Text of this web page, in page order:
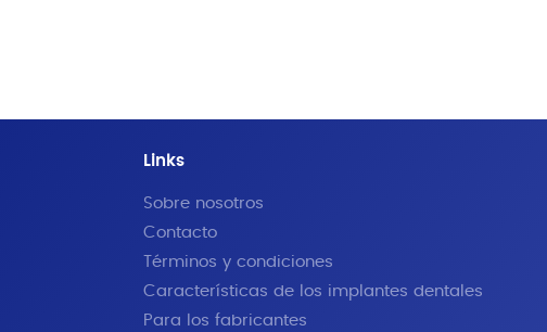
Links
Sobre nosotros
Contacto
Términos y condiciones
Características de los implantes dentales
Para los fabricantes